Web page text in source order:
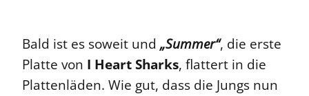
Bald ist es soweit und„Summer“, die erste
Platte von I Heart Sharks, flattert in die
Plattenläden. Wie gut, dass die Jungs nun